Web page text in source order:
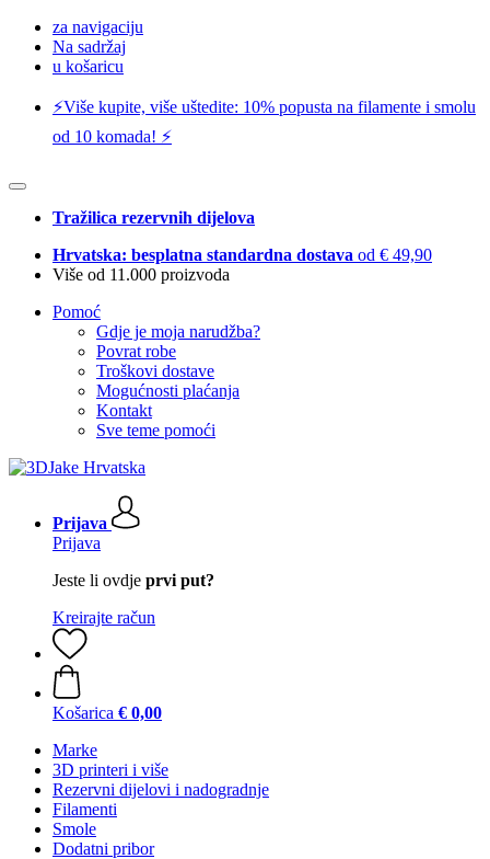
za navigaciju
Na sadržaj
u košaricu
⚡️Više kupite, više uštedite: 10% popusta na filamente i smolu
od 10 komada! ⚡️
Tražilica rezervnih dijelova
Hrvatska: besplatna standardna dostava od € 49,90
Više od 11.000 proizvoda
Pomoć
Gdje je moja narudžba?
Povrat robe
Troškovi dostave
Mogućnosti plaćanja
Kontakt
Sve teme pomoći
Prijava
Prijava
Jeste li ovdje prvi put?
Kreirajte račun
Košarica € 0,00
Marke
3D printeri i više
Rezervni dijelovi i nadogradnje
Filamenti
Smole
Dodatni pribor